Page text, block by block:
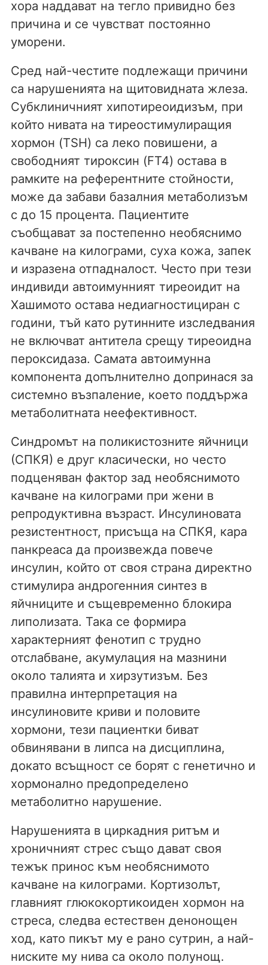
хора наддават на тегло привидно без
причина и се чувстват постоянно
уморени.
Сред най-честите подлежащи причини
са нарушенията на щитовидната жлеза.
Субклиничният хипотиреоидизъм, при
който нивата на тиреостимулиращия
хормон (TSH) са леко повишени, а
свободният тироксин (FT4) остава в
рамките на референтните стойности,
може да забави базалния метаболизъм
с до 15 процента. Пациентите
съобщават за постепенно необяснимо
качване на килограми, суха кожа, запек
и изразена отпадналост. Често при тези
индивиди автоимунният тиреоидит на
Хашимото остава недиагностициран с
години, тъй като рутинните изследвания
не включват антитела срещу тиреоидна
пероксидаза. Самата автоимунна
компонента допълнително допринася за
системно възпаление, което поддържа
метаболитната неефективност.
Синдромът на поликистозните яйчници
(СПКЯ) е друг класически, но често
подценяван фактор зад необяснимото
качване на килограми при жени в
репродуктивна възраст. Инсулиновата
резистентност, присъща на СПКЯ, кара
панкреаса да произвежда повече
инсулин, който от своя страна директно
стимулира андрогенния синтез в
яйчниците и същевременно блокира
липолизата. Така се формира
характерният фенотип с трудно
отслабване, акумулация на мазнини
около талията и хирзутизъм. Без
правилна интерпретация на
инсулиновите криви и половите
хормони, тези пациентки биват
обвинявани в липса на дисциплина,
докато всъщност се борят с генетично и
хормонално предопределено
метаболитно нарушение.
Нарушенията в циркадния ритъм и
хроничният стрес също дават своя
тежък принос към необяснимото
качване на килограми. Кортизолът,
главният глюкокортикоиден хормон на
стреса, следва естествен денонощен
ход, като пикът му е рано сутрин, а най-
ниските му нива са около полунощ.